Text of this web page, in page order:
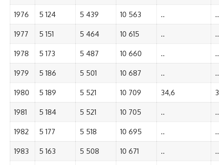
1976 5 124 5 439 10 563 .. ..
1977 5 151 5 464 10 615 .. ..
1978 5 173 5 487 10 660 .. ..
1979 5 186 5 501 10 687 .. ..
1980 5 189 5 521 10 709 34,6
1981 5 184 5 521 10 705 .. ..
1982 5 177 5 518 10 695 .. ..
1983 5 163 5 508 10 671 .. ..